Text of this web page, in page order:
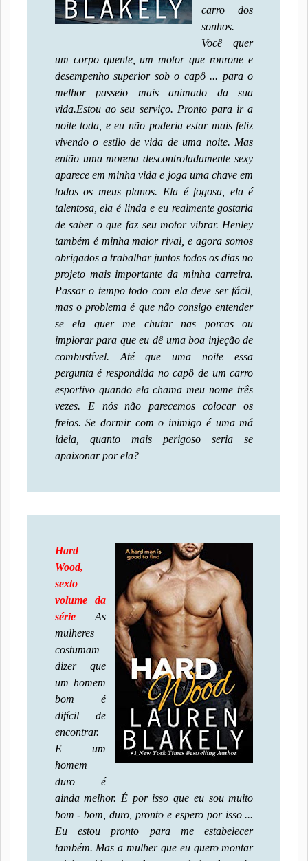
carro dos
sonhos.
Você quer
um corpo quente, um motor que ronrone e
desempenho superior sob o capô ... para o
melhor passeio mais animado da sua
vida.Estou ao seu serviço. Pronto para ir a
noite toda, e eu não poderia estar mais feliz
vivendo o estilo de vida de uma noite. Mas
então uma morena descontroladamente sexy
aparece em minha vida e joga uma chave em
todos os meus planos. Ela é fogosa, ela é
talentosa, ela é linda e eu realmente gostaria
de saber o que faz seu motor vibrar. Henley
também é minha maior rival, e agora somos
obrigados a trabalhar juntos todos os dias no
projeto mais importante da minha carreira.
Passar o tempo todo com ela deve ser fácil,
mas o problema é que não consigo entender
se ela quer me chutar nas porcas ou
implorar para que eu dê uma boa injeção de
combustível. Até que uma noite essa
pergunta é respondida no capô de um carro
esportivo quando ela chama meu nome três
vezes. E nós não parecemos colocar os
freios. Se dormir com o inimigo é uma má
ideia, quanto mais perigoso seria se
apaixonar por ela?
Hard
Wood,
sexto
volume da
sérieAs
mulheres
costumam
dizer que
um homem
bom é
difícil de
encontrar.
E um
homem
duro é
ainda melhor. É por isso que eu sou muito
bom - bom, duro, pronto e espero por isso ...
Eu estou pronto para me estabelecer
também. Mas a mulher que eu quero montar